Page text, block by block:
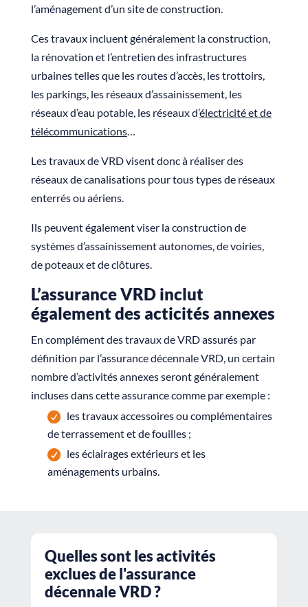
l’aménagement d’un site de construction.
Ces travaux incluent généralement la construction,
la rénovation et l’entretien des infrastructures
urbaines telles que les routes d’accès, les trottoirs,
les parkings, les réseaux d’assainissement, les
réseaux d’eau potable, les réseaux d’électricité et de
télécommunications…
Les travaux de VRD visent donc à réaliser des
réseaux de canalisations pour tous types de réseaux
enterrés ou aériens.
Ils peuvent également viser la construction de
systèmes d’assainissement autonomes, de voiries,
de poteaux et de clôtures.
L’assurance VRD inclut
également des acticités annexes
En complément des travaux de VRD assurés par
définition par l’assurance décennale VRD, un certain
nombre d’activités annexes seront généralement
incluses dans cette assurance comme par exemple :
les travaux accessoires ou complémentaires
de terrassement et de fouilles ;
les éclairages extérieurs et les
aménagements urbains.
Quelles sont les activités
exclues de l'assurance
décennale VRD ?